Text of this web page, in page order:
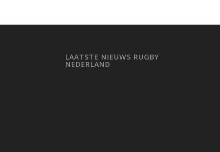
LAATSTE NIEUWS RUGBY
NEDERLAND